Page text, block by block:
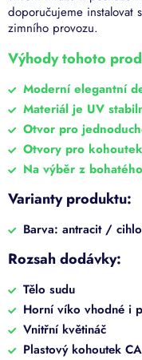
doporučujeme instalovat
zimního provozu.
Výhody tohoto
Moderní elegantní
Materiál je UV
Otvor pro
Otvory pro
Na výběr z
Varianty produktu:
Barva: antracit /
Rozsah dodávky:
Tělo sudu
Horní víko vhodné i
Vnitřní květináč
Plastový kohoutek